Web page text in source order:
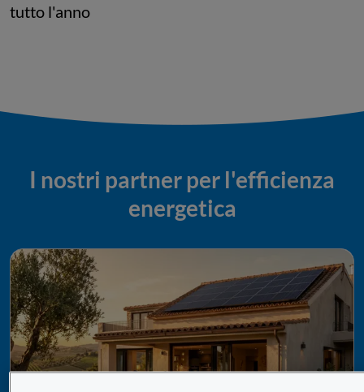
tutto l'anno
I nostri partner per l'efficienza
energetica